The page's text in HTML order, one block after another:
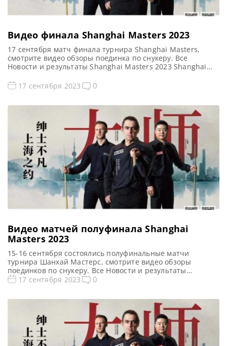
Видео финала Shanghai Masters 2023
17 сентября матч финала турнира Shanghai Masters,
смотрите видео обзоры поединка по снукеру. Все
Новости и результаты Shanghai Masters 2023 Shanghai
опросы Shanghai Masters 2023 Расписание трансляций
Shanghai Masters 2023 Видео Shanghai Masters 2023
ФИНАЛ. Если не смогли посмотреть финальный […]
17 сентября 2023 0
Видео матчей полуфинала Shanghai
Masters 2023
15-16 сентября состоялись полуфинальные матчи
турнира Шанхай Мастерс, смотрите видео обзоры
поединков по снукеру. Все Новости и результаты
Shanghai Masters 2023 Shanghai Masters 2023.
Masters 2023 Видео Shanghai Masters 2023 Видео
повторы матчей Shanghai Masters 2023, снукер —
пполуфинал. Если не смогли посмотреть […]
17 сентября 2023 0